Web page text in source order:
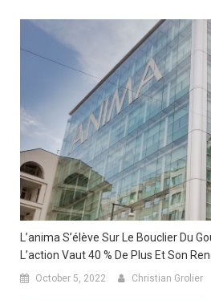
L’anima S’élève Sur Le Bouclier Du
L’action Vaut 40 % De Plus Et Son
October 5, 2022 Christian Grolier